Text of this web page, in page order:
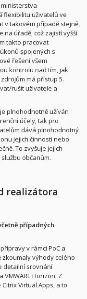
flexibilitu uživatelů ve
v takovém případě stejně,
na úřadě, což zajistí vyšší
takto pracovat
spojených s
řešení všem
kontrolu nad tím, jak
má přístup 5.
rušit uživatele a
plnohodnotně užíván
účely, tak pro
dává plnohodnotný
jejich činnosti nebo
To zvyšuje jejich
občanům.
realizátora
případných
v rámci PoC a
zkoumaly výhody celého
detailní srovnání
Horizon. Z
Virtual Apps, a to